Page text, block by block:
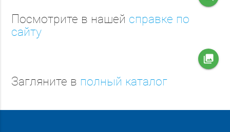
Посмотрите в нашей справке по
сайту
collections
Загляните в полный каталог